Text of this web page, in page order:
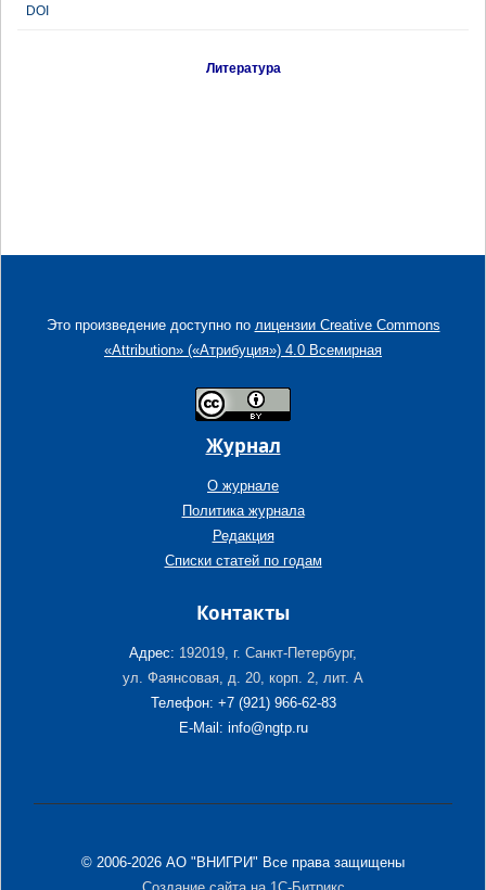
DOI
Литература
Это произведение доступно по лицензии Creative Commons
«Attribution» («Атрибуция») 4.0 Всемирная
Журнал
О журнале
Политика журнала
Редакция
Списки статей по годам
Контакты
Адрес: 192019, г. Санкт-Петербург,
ул. Фаянсовая, д. 20, корп. 2, лит. А
Телефон: +7 (921) 966-62-83
E-Mail: info@ngtp.ru
© 2006-2026 АО "ВНИГРИ" Все права защищены